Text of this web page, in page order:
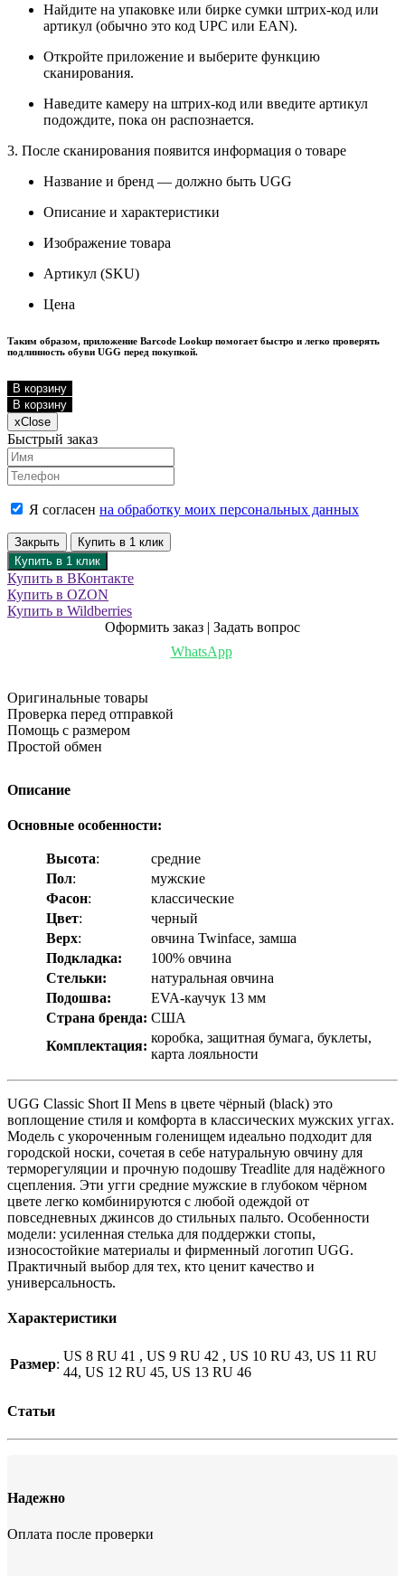
Найдите на упаковке или бирке сумки штрих-код или
артикул (обычно это код UPC или EAN).
Откройте приложение и выберите функцию
сканирования.
Наведите камеру на штрих-код или введите артикул
подождите, пока он распознается.
3. После сканирования появится информация о товаре
Название и бренд — должно быть UGG
Описание и характеристики
Изображение товара
Артикул (SKU)
Цена
Таким образом, приложение Barcode Lookup помогает быстро и легко проверять
подлинность обуви UGG перед покупкой.
В корзину
В корзину
xClose
Быстрый заказ
Я согласен на обработку моих персональных данных
Закрыть
Купить в 1 клик
Купить в 1 клик
Купить в ВКонтакте
Купить в OZON
Купить в Wildberries
Оформить заказ | Задать вопрос
WhatsApp
Оригинальные товары
Проверка перед отправкой
Помощь с размером
Простой обмен
Описание
Основные особенности:
Высота:
средние
Пол:
мужские
Фасон:
классические
Цвет:
черный
Верх:
овчина Twinface, замша
Подкладка:
100% овчина
Стельки:
натуральная овчина
Подошва:
EVA-каучук 13 мм
Страна бренда: США
Комплектация:
коробка, защитная бумага, буклеты,
карта лояльности
UGG Classic Short II Mens в цвете чёрный (black) это
воплощение стиля и комфорта в классических мужских уггах.
Модель с укороченным голенищем идеально подходит для
городской носки, сочетая в себе натуральную овчину для
терморегуляции и прочную подошву Treadlite для надёжного
сцепления. Эти угги средние мужские в глубоком чёрном
цвете легко комбинируются с любой одеждой от
повседневных джинсов до стильных пальто. Особенности
модели: усиленная стелька для поддержки стопы,
износостойкие материалы и фирменный логотип UGG.
Практичный выбор для тех, кто ценит качество и
универсальность.
Характеристики
Размер:
US 8 RU 41 , US 9 RU 42 , US 10 RU 43, US 11 RU
44, US 12 RU 45, US 13 RU 46
Статьи
Надежно
Оплата после проверки